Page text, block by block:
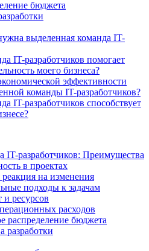
бюджета
выделенная команда IT-
IT-разработчиков помогает
моего бизнеса?
эффективности
команды IT-разработчиков?
IT-разработчиков способствует
IT-разработчиков: Преимущества
в проектах
на изменения
подходы к задачам
и ресурсов
расходов
распределение бюджета
разработки